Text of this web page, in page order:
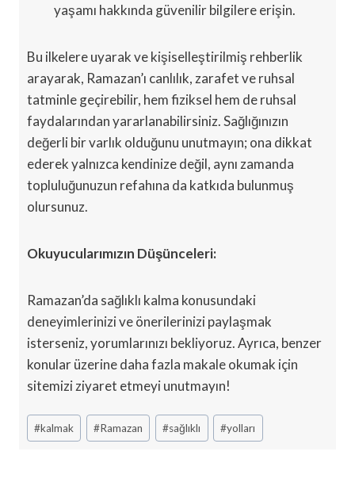
yaşamı hakkında güvenilir bilgilere erişin.
Bu ilkelere uyarak ve kişiselleştirilmiş rehberlik
arayarak, Ramazan’ı canlılık, zarafet ve ruhsal
tatminle geçirebilir, hem fiziksel hem de ruhsal
faydalarından yararlanabilirsiniz. Sağlığınızın
değerli bir varlık olduğunu unutmayın; ona dikkat
ederek yalnızca kendinize değil, aynı zamanda
topluluğunuzun refahına da katkıda bulunmuş
olursunuz.
Okuyucularımızın Düşünceleri:
Ramazan’da sağlıklı kalma konusundaki
deneyimlerinizi ve önerilerinizi paylaşmak
isterseniz, yorumlarınızı bekliyoruz. Ayrıca, benzer
konular üzerine daha fazla makale okumak için
sitemizi ziyaret etmeyi unutmayın!
Post
Tags:
#kalmak #Ramazan #sağlıklı #yolları